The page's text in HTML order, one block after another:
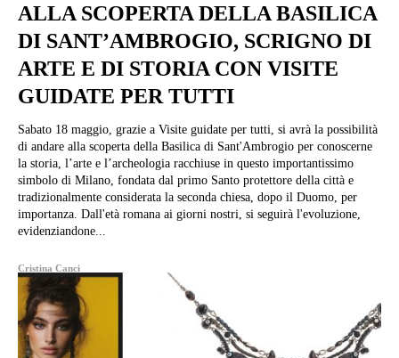
ALLA SCOPERTA DELLA BASILICA
DI SANT’AMBROGIO, SCRIGNO DI
ARTE E DI STORIA CON VISITE
GUIDATE PER TUTTI
Sabato 18 maggio, grazie a Visite guidate per tutti, si avrà la possibilità
di andare alla scoperta della Basilica di Sant'Ambrogio per conoscerne
la storia, l’arte e l’archeologia racchiuse in questo importantissimo
simbolo di Milano, fondata dal primo Santo protettore della città e
tradizionalmente considerata la seconda chiesa, dopo il Duomo, per
importanza. Dall'età romana ai giorni nostri, si seguirà l'evoluzione,
evidenziandone...
Cristina Canci